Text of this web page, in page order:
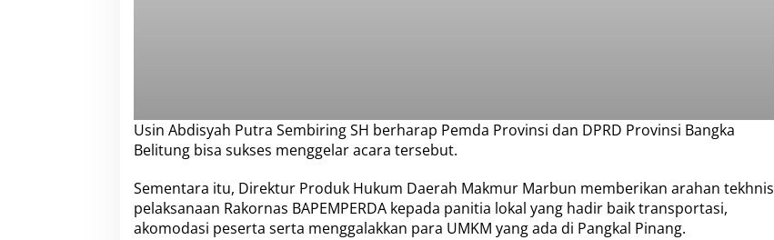
Usin Abdisyah Putra Sembiring SH berharap Pemda Provinsi dan DPRD Provinsi Bangka
Belitung bisa sukses menggelar acara tersebut.
Sementara itu, Direktur Produk Hukum Daerah Makmur Marbun memberikan arahan tekhnis
pelaksanaan Rakornas BAPEMPERDA kepada panitia lokal yang hadir baik transportasi,
akomodasi peserta serta menggalakkan para UMKM yang ada di Pangkal Pinang.